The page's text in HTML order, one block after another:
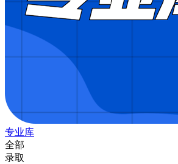
专业库
全部
录取